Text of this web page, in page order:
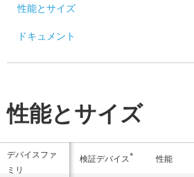
性能とサイズ
ドキュメント
性能とサイズ
デバイスファ
ミリ
検証デバイス* 性能